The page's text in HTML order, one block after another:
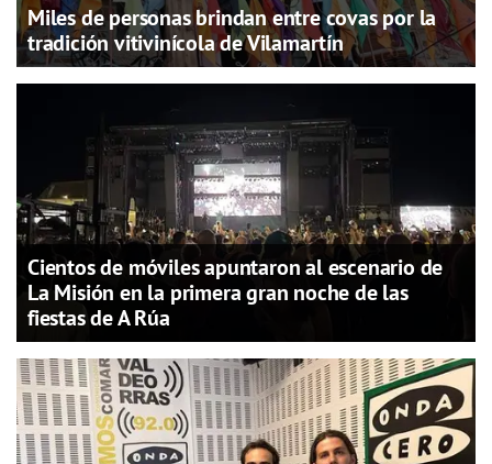
Miles de personas brindan entre covas por la
tradición vitivinícola de Vilamartín
Cientos de móviles apuntaron al escenario de
La Misión en la primera gran noche de las
fiestas de A Rúa